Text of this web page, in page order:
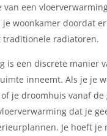
een
woonkamer doordat
traditionele radiatoren.
is een discrete manier
inneemt. Als je je
je droomhuis vanaf
dat je
Je hoeft je